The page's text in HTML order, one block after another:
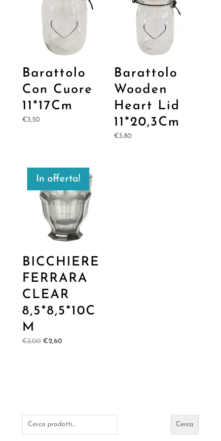
Barattolo
Con Cuore
11*17Cm
€3,50
Barattolo
Wooden
Heart Lid
11*20,3Cm
€3,80
In offerta!
BICCHIERE
FERRARA
CLEAR
8,5*8,5*10C
M
€3,00 Il
€2,60Il
Cerca: Cerca